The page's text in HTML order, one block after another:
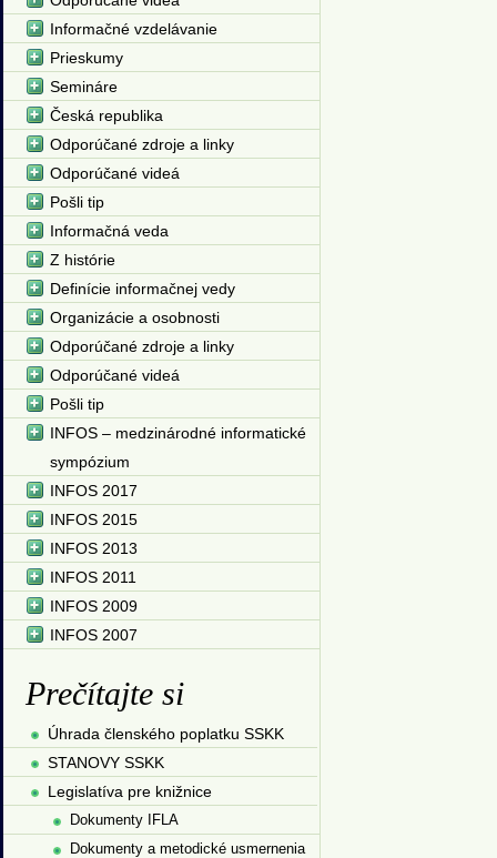
Informačné vzdelávanie
Prieskumy
Semináre
Česká republika
Odporúčané zdroje a linky
Odporúčané videá
Pošli tip
Informačná veda
Z histórie
Definície informačnej vedy
Organizácie a osobnosti
Odporúčané zdroje a linky
Odporúčané videá
Pošli tip
INFOS – medzinárodné informatické
sympózium
INFOS 2017
INFOS 2015
INFOS 2013
INFOS 2011
INFOS 2009
INFOS 2007
Prečítajte si
Úhrada členského poplatku SSKK
STANOVY SSKK
Legislatíva pre knižnice
Dokumenty IFLA
Dokumenty a metodické usmernenia